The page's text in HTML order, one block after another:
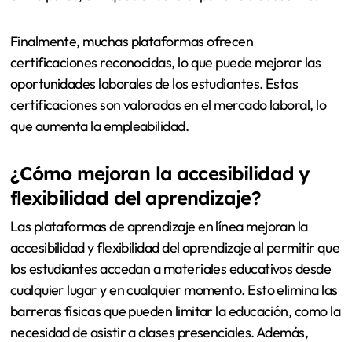
Finalmente, muchas plataformas ofrecen
certificaciones reconocidas, lo que puede mejorar las
oportunidades laborales de los estudiantes. Estas
certificaciones son valoradas en el mercado laboral, lo
que aumenta la empleabilidad.
¿Cómo mejoran la accesibilidad y
flexibilidad del aprendizaje?
Las plataformas de aprendizaje en línea mejoran la
accesibilidad y flexibilidad del aprendizaje al permitir que
los estudiantes accedan a materiales educativos desde
cualquier lugar y en cualquier momento. Esto elimina las
barreras físicas que pueden limitar la educación, como la
necesidad de asistir a clases presenciales. Además,